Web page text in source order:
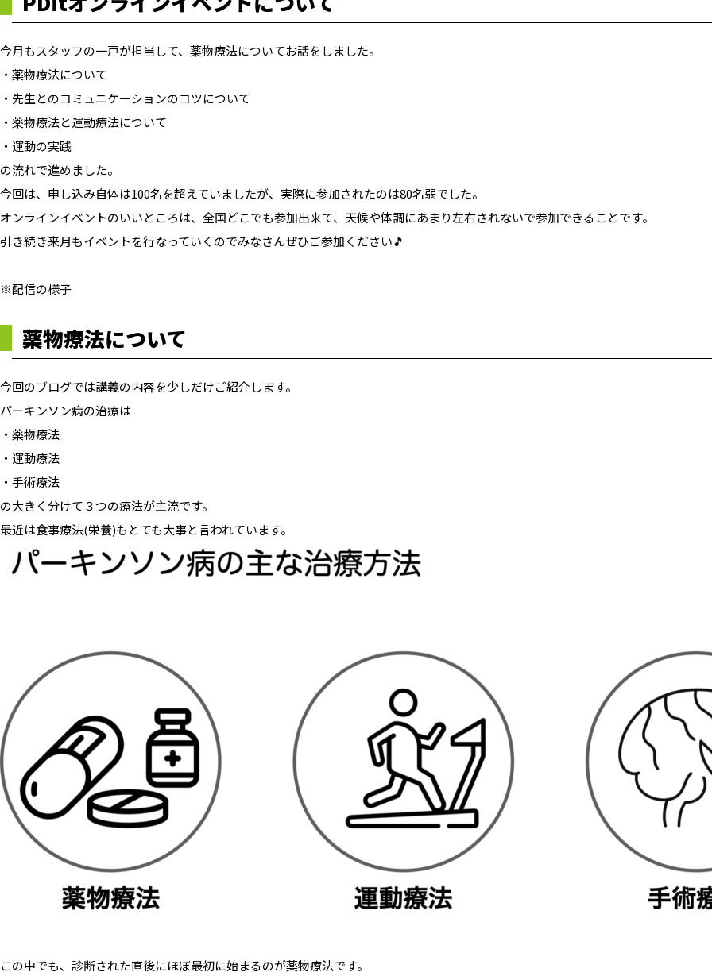
今月もスタッフの一戸が担当して、薬物療法についてお話をしました。
・薬物療法について
・先生とのコミュニケーションのコツについて
・薬物療法と運動療法について
・運動の実践
の流れで進めました。
今回は、申し込み自体は100名を超えていましたが、実際に参加されたのは80名弱でした。
オンラインイベントのいいところは、全国どこでも参加出来て、天候や体調にあまり左右されないで参加できることです。
引き続き来月もイベントを行なっていくのでみなさんぜひご参加ください🎵
※配信の様子
薬物療法について
今回のブログでは講義の内容を少しだけご紹介します。
パーキンソン病の治療は
・薬物療法
・運動療法
・手術療法
の大きく分けて３つの療法が主流です。
最近は食事療法(栄養)もとても大事と言われています。
この中でも、診断された直後にほぼ最初に始まるのが薬物療法です。